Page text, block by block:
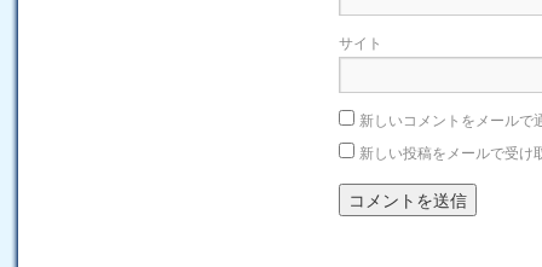
サイト
新しいコメントをメールで
新しい投稿をメールで受け